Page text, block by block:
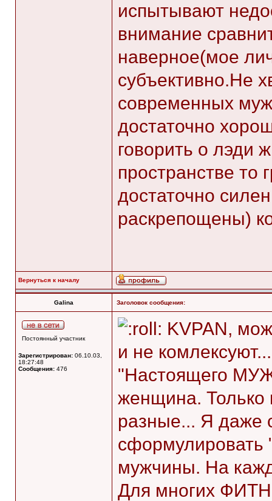
испытывают
внимание
наверное(мое
субъективно.Не
современных
достаточно
говорить о лэди
пространстве то
достаточно
раскрепощены)
Вернуться к началу
Galina Заголовок сообщения:
Постоянный участник
Зарегистрирован: 06.10.03,
18:27:48
Сообщения: 476
KVPAN,
и не
"Настоящего
женщина. Только
разные... Я даже
сформулировать
мужчины. На
Для многих